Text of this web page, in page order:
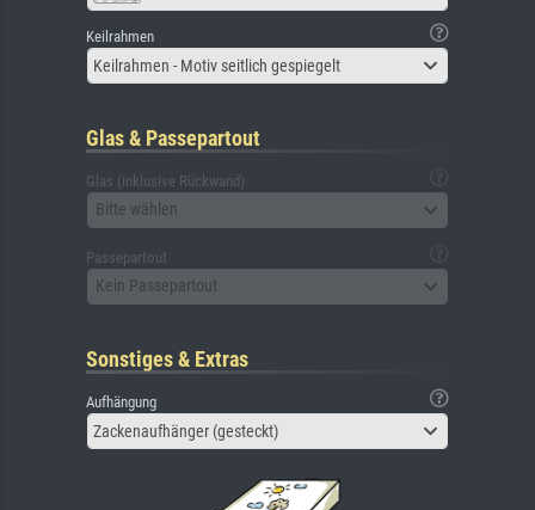
Keilrahmen
Keilrahmen - Motiv seitlich gespiegelt
Glas & Passepartout
Glas (inklusive Rückwand)
Bitte wählen
Passepartout
Kein Passepartout
Sonstiges & Extras
Aufhängung
Zackenaufhänger (gesteckt)